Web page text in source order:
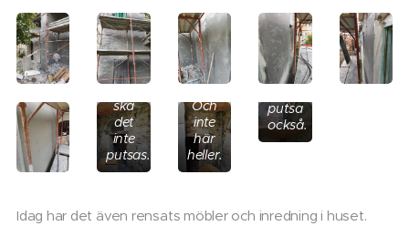
ska
det
inte
putsas.
Och
inte
här
heller.
Det
här
hörnet
ska
de
putsa
också.
Idag har det även rensats möbler och inredning i huset.